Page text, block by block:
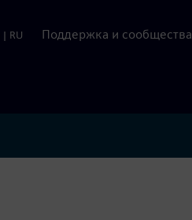
| RU Поддержка и сообщества